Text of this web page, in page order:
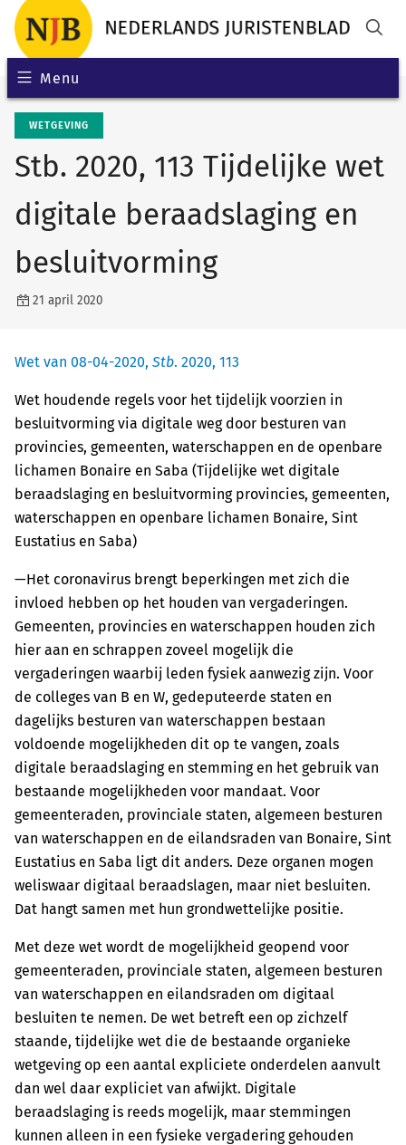
Menu
WETGEVING
Stb. 2020, 113 Tijdelijke wet
digitale beraadslaging en
besluitvorming
21 april 2020
Wet van 08-04-2020, Stb. 2020, 113
Wet houdende regels voor het tijdelijk voorzien in
besluitvorming via digitale weg door besturen van
provincies, gemeenten, waterschappen en de openbare
lichamen Bonaire en Saba (Tijdelijke wet digitale
beraadslaging en besluitvorming provincies, gemeenten,
waterschappen en openbare lichamen Bonaire, Sint
Eustatius en Saba)
—Het coronavirus brengt beperkingen met zich die
invloed hebben op het houden van vergaderingen.
Gemeenten, provincies en waterschappen houden zich
hier aan en schrappen zoveel mogelijk die
vergaderingen waarbij leden fysiek aanwezig zijn. Voor
de colleges van B en W, gedeputeerde staten en
dagelijks besturen van waterschappen bestaan
voldoende mogelijkheden dit op te vangen, zoals
digitale beraadslaging en stemming en het gebruik van
bestaande mogelijkheden voor mandaat. Voor
gemeenteraden, provinciale staten, algemeen besturen
van waterschappen en de eilandsraden van Bonaire, Sint
Eustatius en Saba ligt dit anders. Deze organen mogen
weliswaar digitaal beraadslagen, maar niet besluiten.
Dat hangt samen met hun grondwettelijke positie.
Met deze wet wordt de mogelijkheid geopend voor
gemeenteraden, provinciale staten, algemeen besturen
van waterschappen en eilandsraden om digitaal
besluiten te nemen. De wet betreft een op zichzelf
staande, tijdelijke wet die de bestaande organieke
wetgeving op een aantal expliciete onderdelen aanvult
dan wel daar expliciet van afwijkt. Digitale
beraadslaging is reeds mogelijk, maar stemmingen
kunnen alleen in een fysieke vergadering gehouden